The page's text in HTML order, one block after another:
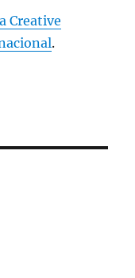
Creative
.